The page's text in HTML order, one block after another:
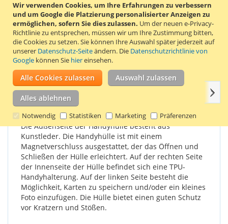
Wir verwenden Cookies, um Ihre Erfahrungen zu verbessern
und um Google die Platzierung personalisierter Anzeigen zu
ermöglichen, sofern Sie dies zulassen. Um der neuen e-Privacy-
Richtlinie zu entsprechen, müssen wir um Ihre Zustimmung bitten,
die Cookies zu setzen.Sie können Ihre Auswahl später jederzeit auf
unserer Datenschutz-Seiteändern. Die Datenschutzrichtlinie von
Google können Sie hiereinsehen.
Alle Cookies zulassen Auswahl zulassen
Alles ablehnen
Notwendig Statistiken Marketing Präferenzen
ZUR WUNSCHLISTE HINZUFÜGEN
ZUR VERGLEICHSLISTE HINZUFÜGEN
Stylische Klapphülle für das Samsung Z1. Farbe schwarz.
Einzelheiten Bewertungen
Die Außenseite der Handyhülle besteht aus
Kunstleder. Die Handyhülle ist mit einem
Magnetverschluss ausgestattet, der das Öffnen und
Schließen der Hülle erleichtert. Auf der rechten Seite
der Innenseite der Hülle befindet sich eine TPU-
Handyhalterung. Auf der linken Seite besteht die
Möglichkeit, Karten zu speichern und/oder ein kleines
Foto einzufügen. Die Hülle bietet einen guten Schutz
vor Kratzern und Stößen.